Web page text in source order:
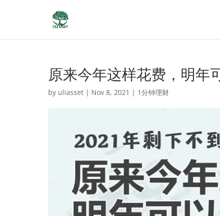
原来今年这样花费，明年
by uliasset | Nov 8, 2021 | 1分钟理财